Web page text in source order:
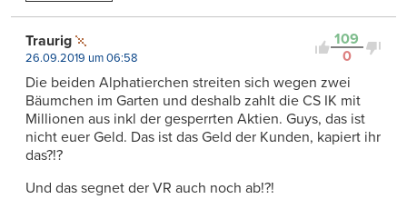
109
0
Traurig
26.09.2019 um 06:58
Die beiden Alphatierchen streiten sich wegen zwei
Bäumchen im Garten und deshalb zahlt die CS IK mit
Millionen aus inkl der gesperrten Aktien. Guys, das ist
nicht euer Geld. Das ist das Geld der Kunden, kapiert ihr
das?!?
Und das segnet der VR auch noch ab!?!